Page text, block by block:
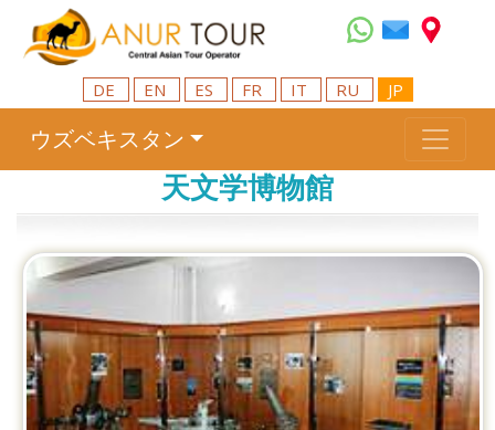
DE EN ES FR IT RU JP
ウズベキスタン
天文学博物館